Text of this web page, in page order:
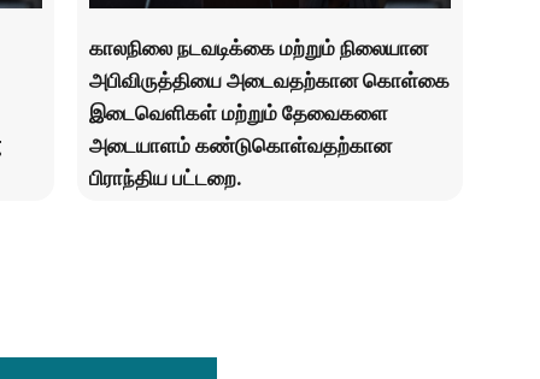
காலநிலை நடவடிக்கை மற்றும் நிலையான
அபிவிருத்தியை அடைவதற்கான கொள்கை
இடைவெளிகள் மற்றும் தேவைகளை
அடையாளம் கண்டுகொள்வதற்கான
பிராந்திய பட்டறை.